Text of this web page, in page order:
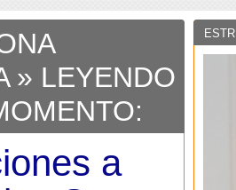
» LEYENDO
a